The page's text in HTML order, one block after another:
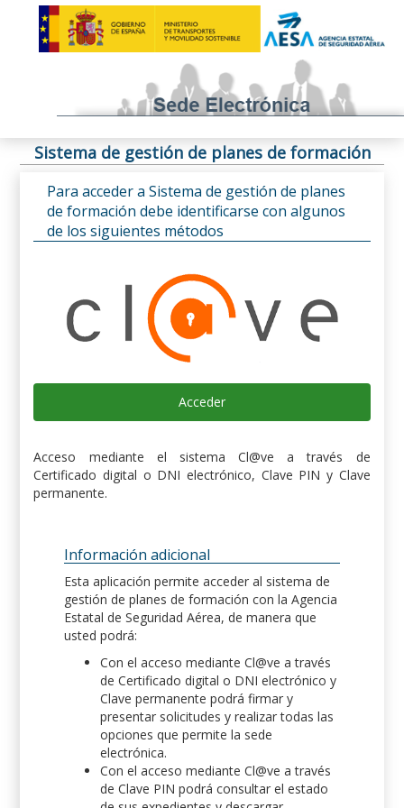
Sistema de gestión de planes de formación
Para acceder a Sistema de gestión de planes
de formación debe identificarse con algunos
de los siguientes métodos
Acceder
Acceso mediante el sistema Cl@ve a través de
Certificado digital o DNI electrónico, Clave PIN y Clave
permanente.
Información adicional
Esta aplicación permite acceder al sistema de
gestión de planes de formación con la Agencia
Estatal de Seguridad Aérea, de manera que
usted podrá:
Con el acceso mediante Cl@ve a través
de Certificado digital o DNI electrónico y
Clave permanente podrá firmar y
presentar solicitudes y realizar todas las
opciones que permite la sede
electrónica.
Con el acceso mediante Cl@ve a través
de Clave PIN podrá consultar el estado